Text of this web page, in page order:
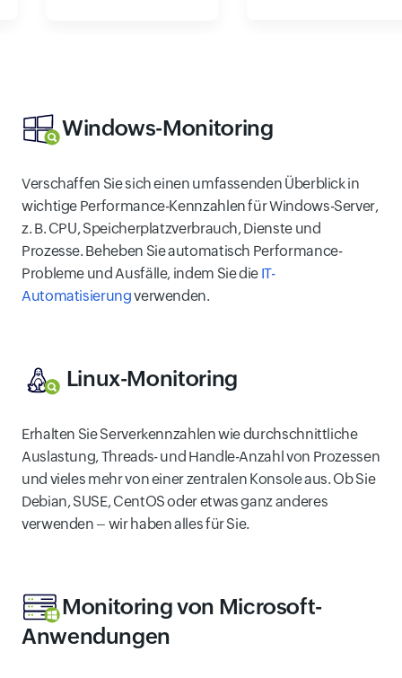
Windows-Monitoring
Verschaffen Sie sich einen umfassenden Überblick in
wichtige Performance-Kennzahlen für Windows-Server,
z. B. CPU, Speicherplatzverbrauch, Dienste und
Prozesse. Beheben Sie automatisch Performance-
Probleme und Ausfälle, indem Sie die IT-
Automatisierungverwenden.
Linux-Monitoring
Erhalten Sie Serverkennzahlen wie durchschnittliche
Auslastung, Threads- und Handle-Anzahl von Prozessen
und vieles mehr von einer zentralen Konsole aus. Ob Sie
Debian, SUSE, CentOS oder etwas ganz anderes
verwenden – wir haben alles für Sie.
Monitoring von Microsoft-
Anwendungen